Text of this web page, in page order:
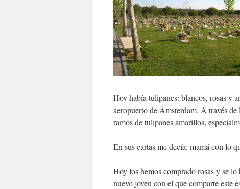
Hoy había tulipanes: blancos, rosas y
aeropuerto de Ámsterdam. A través
ramos de tulipanes amarillos,
En sus cartas me decía: mamá con lo
Hoy los hemos comprado rosas y se
nuevo joven con el que comparte este